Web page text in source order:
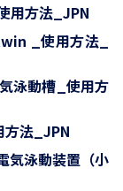
用方法_JPN
_使用方法_
泳動槽_使用方
方法_JPN
気泳動装置（小